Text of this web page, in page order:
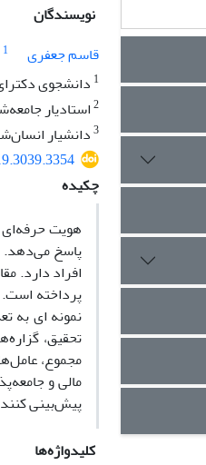
نویسندگان
قاسم جعفری
1
1 دانشجوی
2استادیار
3دانشیار
چکیده
هویت
پاسخ
افراد دارد.
تحقیق،
مجموع،
مالی و
پیش‌بینی
کلیدواژه‌ها